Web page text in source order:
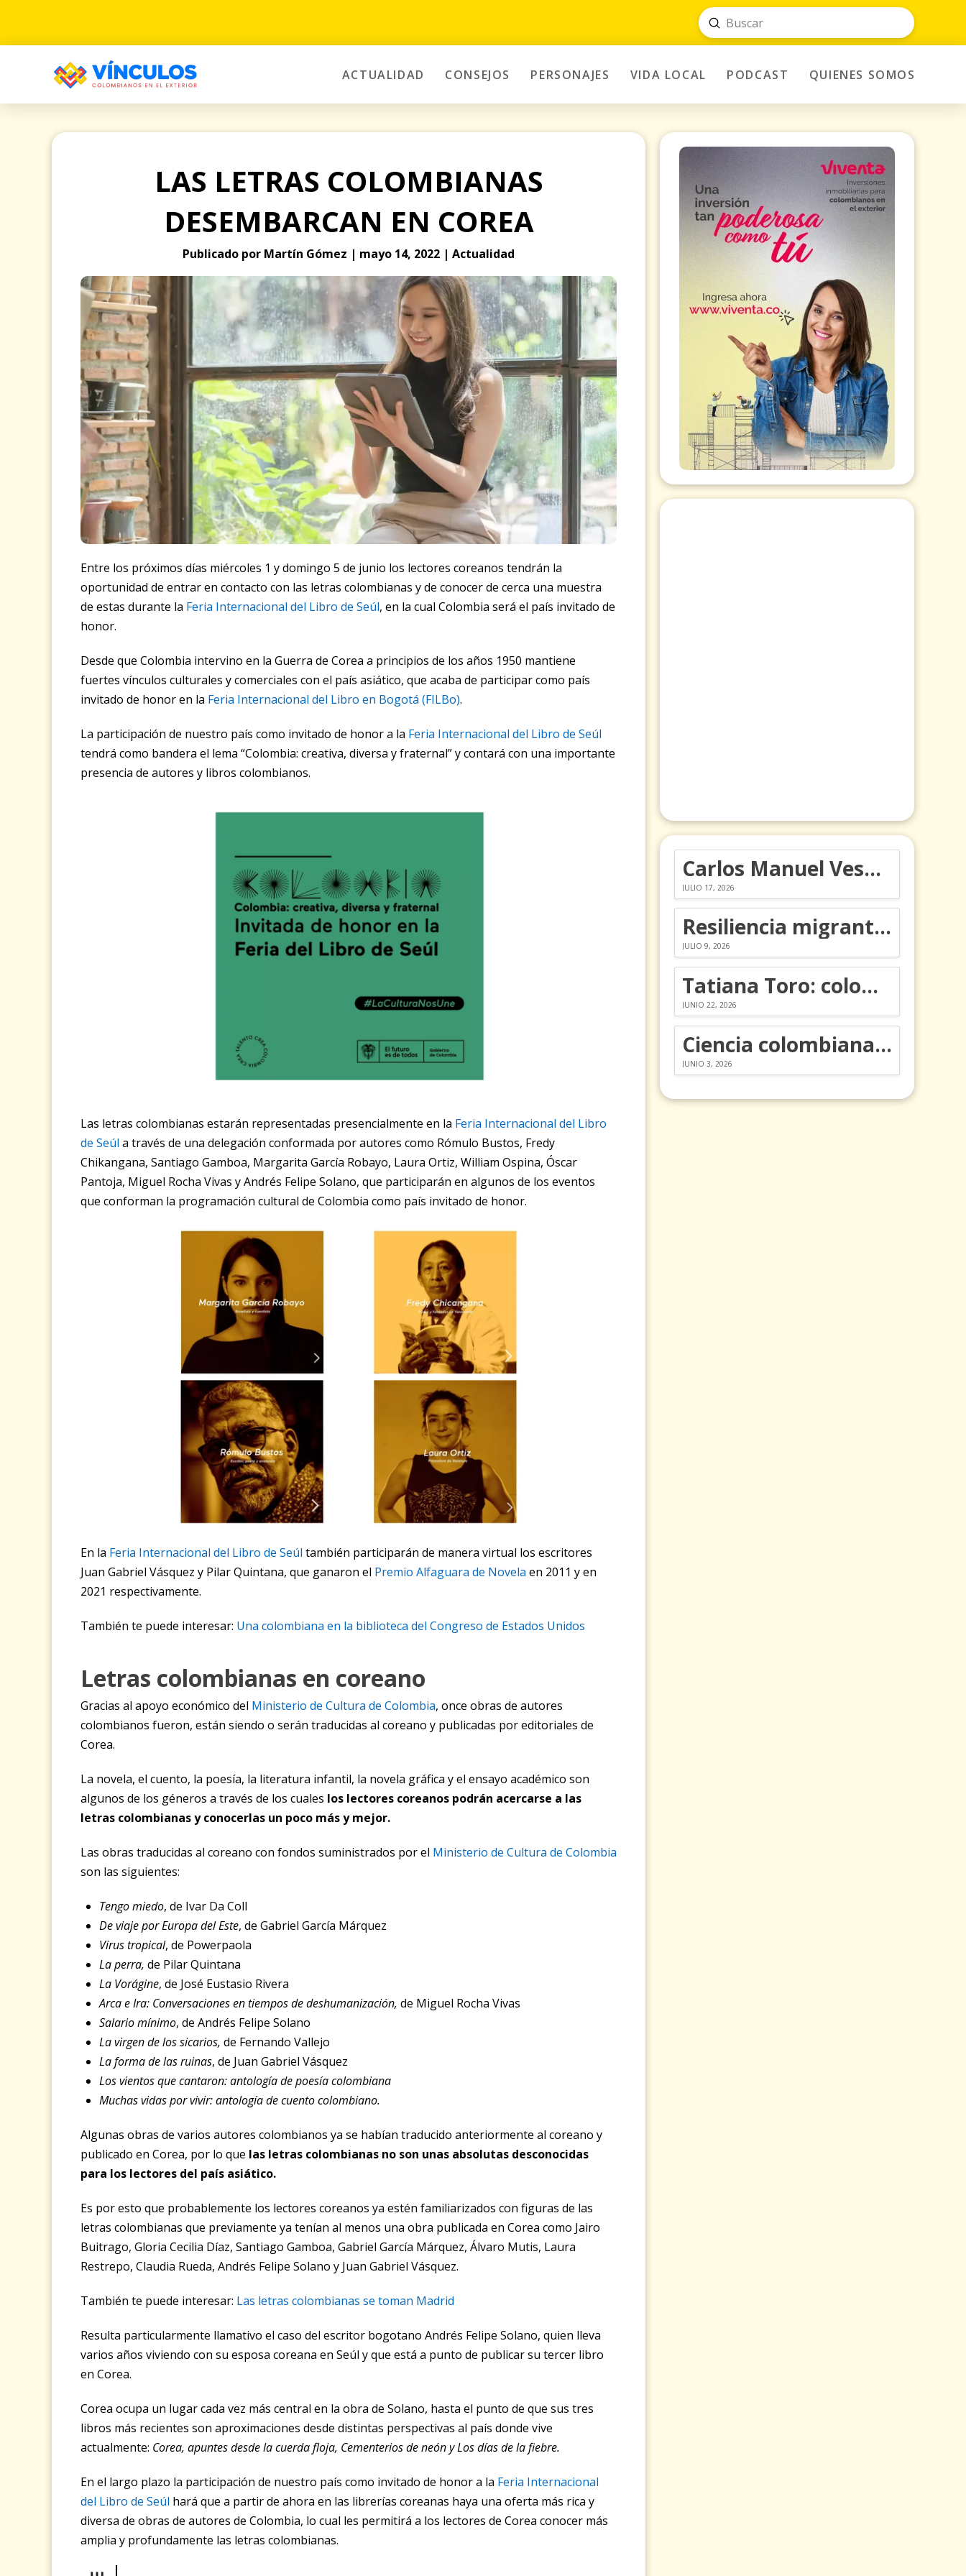
Search
Submit
ACTUALIDAD CONSEJOS PERSONAJES VIDA LOCAL PODCAST QUIENES SOMOS
LAS LETRAS COLOMBIANAS
DESEMBARCAN EN COREA
Publicado por Martín Gómez | mayo 14, 2022 | Actualidad
Entre los próximos días miércoles 1 y domingo 5 de junio los lectores coreanos tendrán la
oportunidad de entrar en contacto con las letras colombianas y de conocer de cerca una muestra
de estas durante la Feria Internacional del Libro de Seúl, en la cual Colombia será el país invitado de
honor.
Desde que Colombia intervino en la Guerra de Corea a principios de los años 1950 mantiene
fuertes vínculos culturales y comerciales con el país asiático, que acaba de participar como país
invitado de honor en la Feria Internacional del Libro en Bogotá (FILBo).
La participación de nuestro país como invitado de honor a la Feria Internacional del Libro de Seúl
tendrá como bandera el lema “Colombia: creativa, diversa y fraternal” y contará con una importante
presencia de autores y libros colombianos.
Las letras colombianas estarán representadas presencialmente en la Feria Internacional del Libro
de Seúl a través de una delegación conformada por autores como Rómulo Bustos, Fredy
Chikangana, Santiago Gamboa, Margarita García Robayo, Laura Ortiz, William Ospina, Óscar
Pantoja, Miguel Rocha Vivas y Andrés Felipe Solano, que participarán en algunos de los eventos
que conforman la programación cultural de Colombia como país invitado de honor.
En la Feria Internacional del Libro de Seúl también participarán de manera virtual los escritores
Juan Gabriel Vásquez y Pilar Quintana, que ganaron el Premio Alfaguara de Novela en 2011 y en
2021 respectivamente.
También te puede interesar: Una colombiana en la biblioteca del Congreso de Estados Unidos
Letras colombianas en coreano
Gracias al apoyo económico del Ministerio de Cultura de Colombia, once obras de autores
colombianos fueron, están siendo o serán traducidas al coreano y publicadas por editoriales de
Corea.
La novela, el cuento, la poesía, la literatura infantil, la novela gráfica y el ensayo académico son
algunos de los géneros a través de los cuales los lectores coreanos podrán acercarse a las
letras colombianas y conocerlas un poco más y mejor.
Las obras traducidas al coreano con fondos suministrados por el Ministerio de Cultura de Colombia
son las siguientes:
Tengo miedo, de Ivar Da Coll
De viaje por Europa del Este, de Gabriel García Márquez
Virus tropical, de Powerpaola
La perra, de Pilar Quintana
La Vorágine, de José Eustasio Rivera
Arca e Ira: Conversaciones en tiempos de deshumanización, de Miguel Rocha Vivas
Salario mínimo, de Andrés Felipe Solano
La virgen de los sicarios, de Fernando Vallejo
La forma de las ruinas, de Juan Gabriel Vásquez
Los vientos que cantaron: antología de poesía colombiana
Muchas vidas por vivir: antología de cuento colombiano.
Algunas obras de varios autores colombianos ya se habían traducido anteriormente al coreano y
publicado en Corea, por lo que las letras colombianas no son unas absolutas desconocidas
para los lectores del país asiático.
Es por esto que probablemente los lectores coreanos ya estén familiarizados con figuras de las
letras colombianas que previamente ya tenían al menos una obra publicada en Corea como Jairo
Buitrago, Gloria Cecilia Díaz, Santiago Gamboa, Gabriel García Márquez, Álvaro Mutis, Laura
Restrepo, Claudia Rueda, Andrés Felipe Solano y Juan Gabriel Vásquez.
También te puede interesar: Las letras colombianas se toman Madrid
Resulta particularmente llamativo el caso del escritor bogotano Andrés Felipe Solano, quien lleva
varios años viviendo con su esposa coreana en Seúl y que está a punto de publicar su tercer libro
en Corea.
Corea ocupa un lugar cada vez más central en la obra de Solano, hasta el punto de que sus tres
libros más recientes son aproximaciones desde distintas perspectivas al país donde vive
actualmente: Corea, apuntes desde la cuerda floja, Cementerios de neónyLos días de la fiebre.
En el largo plazo la participación de nuestro país como invitado de honor a la Feria Internacional
del Libro de Seúl hará que a partir de ahora en las librerías coreanas haya una oferta más rica y
diversa de obras de autores de Colombia, lo cual les permitirá a los lectores de Corea conocer más
amplia y profundamente las letras colombianas.
Carlos Manuel Vesga lleva el nombre de Colombia a los Emmy
JULIO 17, 2026
Resiliencia migrante: 5 emociones y cómo gestionarlas
JULIO 9, 2026
Tatiana Toro: colombiana que cambió la historia de las matemáticas
JUNIO 22, 2026
Ciencia colombiana en la revolución de los órganos en chips
JUNIO 3, 2026